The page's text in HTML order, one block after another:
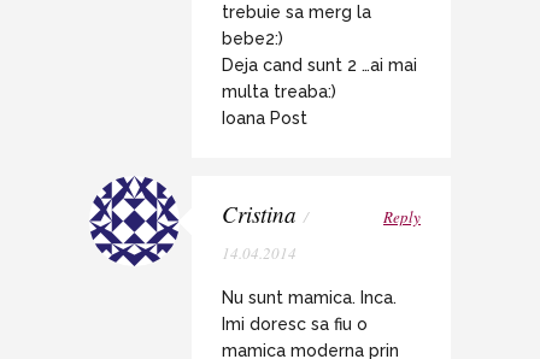
trebuie sa merg la
bebe2:)
Deja cand sunt 2 …ai mai
multa treaba:)
Ioana Post
Cristina /
14.04.2014
Reply
Nu sunt mamica. Inca.
Imi doresc sa fiu o
mamica moderna prin